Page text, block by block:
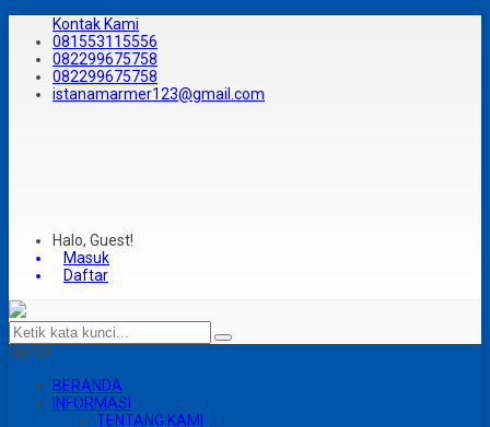
Kontak Kami
081553115556
082299675758
082299675758
istanamarmer123@gmail.com
Halo, Guest!
Masuk
Daftar
MENU
BERANDA
INFORMASI
TENTANG KAMI